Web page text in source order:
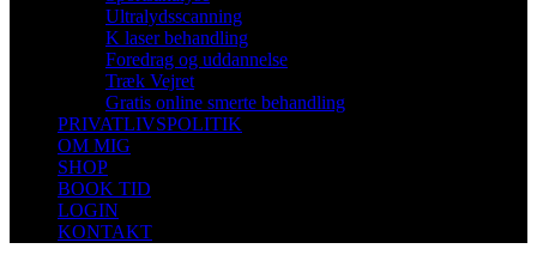
Ultralydsscanning
K laser behandling
Foredrag og uddannelse
Træk Vejret
Gratis online smerte behandling
PRIVATLIVSPOLITIK
OM MIG
SHOP
BOOK TID
LOGIN
KONTAKT